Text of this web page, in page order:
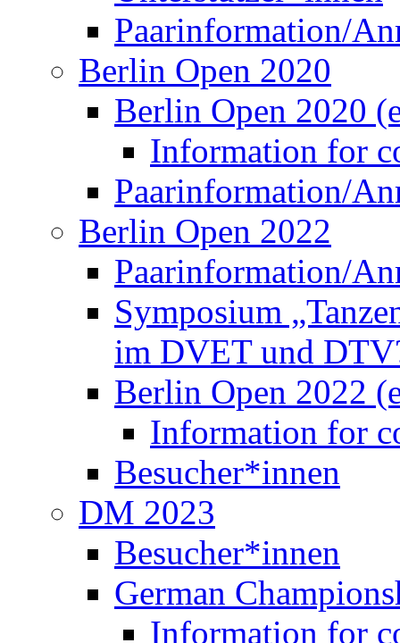
Berlin Open 2020
Information for
Paarinformation/
Berlin Open 2022
Paarinformation/
Symposium
im DVET und
Berlin Open 2022
Information for
Besucher*innen
DM 2023
Besucher*innen
German
Information for
Information for
Paarinformationen